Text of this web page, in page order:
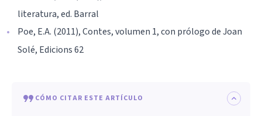
literatura, ed. Barral
Poe, E.A. (2011), Contes, volumen 1, con prólogo de Joan
Solé, Edicions 62
CÓMO CITAR ESTE ARTÍCULO